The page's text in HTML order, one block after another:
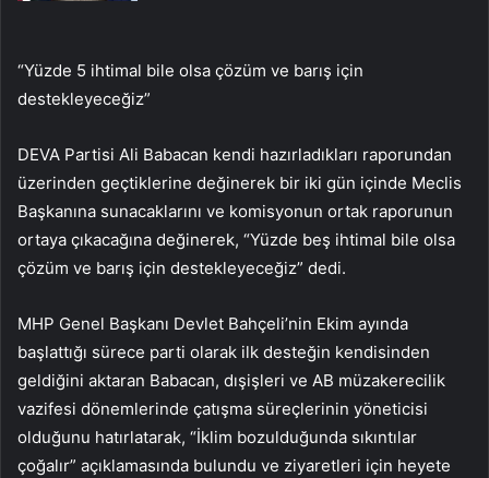
“Yüzde 5 ihtimal bile olsa çözüm ve barış için
destekleyeceğiz”
DEVA Partisi Ali Babacan kendi hazırladıkları raporundan
üzerinden geçtiklerine değinerek bir iki gün içinde Meclis
Başkanına sunacaklarını ve komisyonun ortak raporunun
ortaya çıkacağına değinerek, “Yüzde beş ihtimal bile olsa
çözüm ve barış için destekleyeceğiz” dedi.
MHP Genel Başkanı Devlet Bahçeli’nin Ekim ayında
başlattığı sürece parti olarak ilk desteğin kendisinden
geldiğini aktaran Babacan, dışişleri ve AB müzakerecilik
vazifesi dönemlerinde çatışma süreçlerinin yöneticisi
olduğunu hatırlatarak, “İklim bozulduğunda sıkıntılar
çoğalır” açıklamasında bulundu ve ziyaretleri için heyete